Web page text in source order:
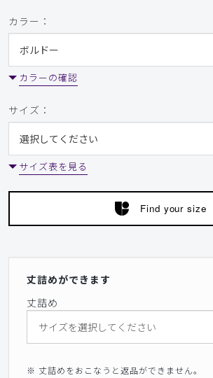
商品：
役に立った
​1 ​2
カラー：
カラーの確認
サイズ：
サイズ表を見る
Find your size
丈詰めができます
丈詰め
※ 丈詰めをおこなうと返品ができません。